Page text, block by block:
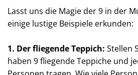
Lasst uns die Magie der 9 in der
einige lustige Beispiele erkunden:
1. Der fliegende Teppich: Stellen
haben 9 fliegende Teppiche und